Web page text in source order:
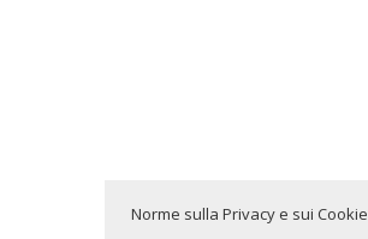
Norme sulla Privacy e sui Cookie